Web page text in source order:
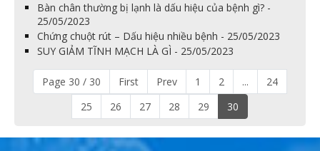
Bàn chân thường bị lạnh là dấu hiệu của bệnh gì? -
25/05/2023
Chứng chuột rút – Dấu hiệu nhiều bệnh - 25/05/2023
SUY GIẢM TĨNH MẠCH LÀ GÌ - 25/05/2023
Page 30 / 30 First Prev 1 2 ...
24
25
26 27 28 29 30